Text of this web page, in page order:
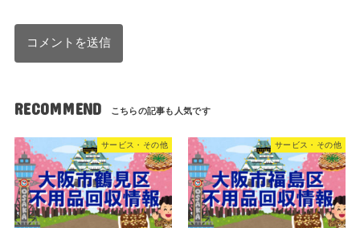
RECOMMEND
サービス・その他 サービス・その他